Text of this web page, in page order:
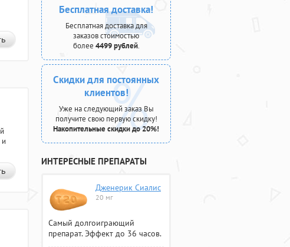
Бесплатная доставка!
Бесплатная доставка для
заказов стоимостью
более 4499 рублей.
Скидки для постоянных
клиентов!
Уже на следующий заказ Вы
получите свою первую скидку!
Накопительные скидки до 20%!
ИНТЕРЕСНЫЕ ПРЕПАРАТЫ
Дженерик Сиалис
20 мг
Самый долгоиграющий
препарат. Эффект до 36 часов.